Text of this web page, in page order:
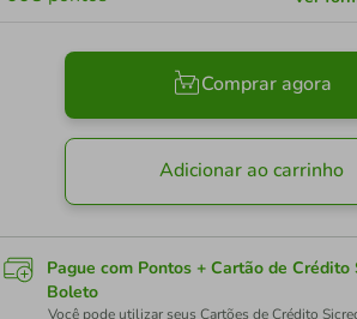
Comprar agora
Adicionar ao carrinho
Pague com Pontos + Cartão de Crédito
Boleto
Você pode utilizar seus Cartões de Crédito